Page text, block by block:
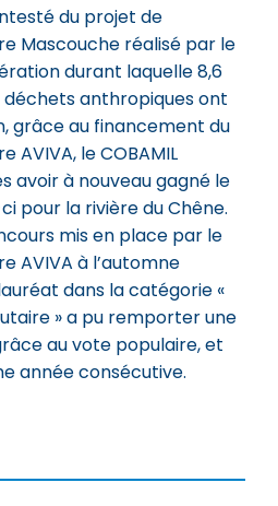
du projet de
Mascouche réalisé par le
durant laquelle 8,6
anthropiques ont
grâce au financement du
AVIVA, le COBAMIL
avoir à nouveau gagné le
pour la rivière du Chêne.
mis en place par le
AVIVA à l’automne
dans la catégorie «
» a pu remporter une
au vote populaire, et
année consécutive.